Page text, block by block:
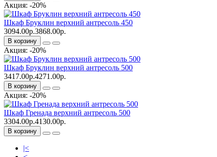
Акция: -20%
Шкаф Бруклин верхний антресоль 450
3094.00р.3868.00р.
В корзину
Акция: -20%
Шкаф Бруклин верхний антресоль 500
3417.00р.4271.00р.
В корзину
Акция: -20%
Шкаф Гренада верхний антресоль 500
3304.00р.4130.00р.
В корзину
|<